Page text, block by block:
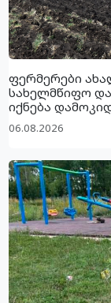
ფერმერები
სახელმწიფო
იქნება
06.08.2026